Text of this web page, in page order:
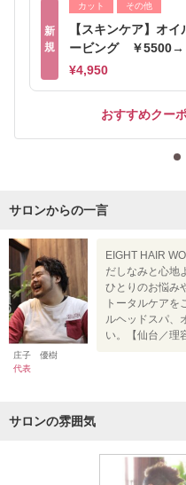
新
規
カット その他
【スキンケア】オ
ービング ￥5500→
¥4,950
おすすめクー
サロンからの一言
庄子 優樹
代表
EIGHT HAIR
だしなみと心地
ひとりのお悩み
トータルケアを
ルヘッドスパ、
い。【仙台／理
サロンの雰囲気